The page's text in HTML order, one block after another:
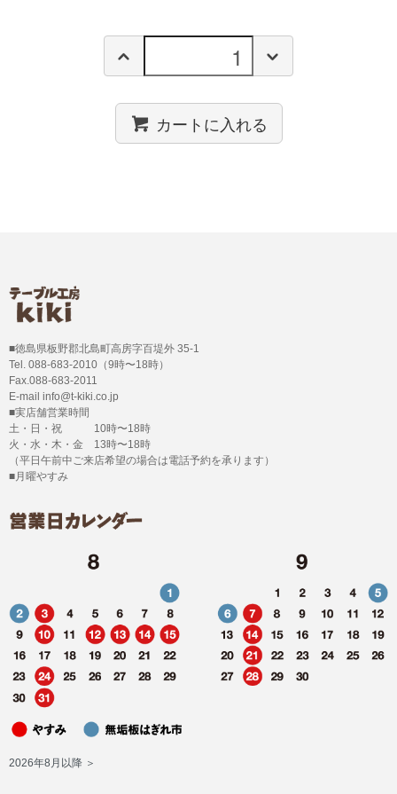
カートに入れる
■徳島県板野郡北島町高房字百堤外 35-1
Tel. 088-683-2010（9時〜18時）
Fax.088-683-2011
E-mail info@t-kiki.co.jp
■実店舗営業時間
土・日・祝 10時〜18時
火・水・木・金 13時〜18時
（平日午前中ご来店希望の場合は電話予約を承ります）
■月曜やすみ
2026年8月以降 ＞